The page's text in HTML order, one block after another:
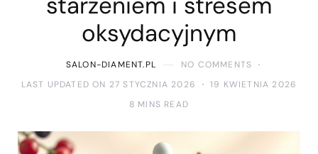
oksydacyjnym
SALON-DIAMENT.PL
NO COMMENTS
LAST UPDATED ON 27 STYCZNIA 2026
19 KWIETNIA 2026
8 MINS READ